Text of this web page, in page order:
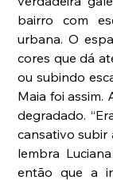
bairro com
urbana. O
cores que dá
ou subindo
Maia foi assim.
degradado.
cansativo subir
lembra
então que a